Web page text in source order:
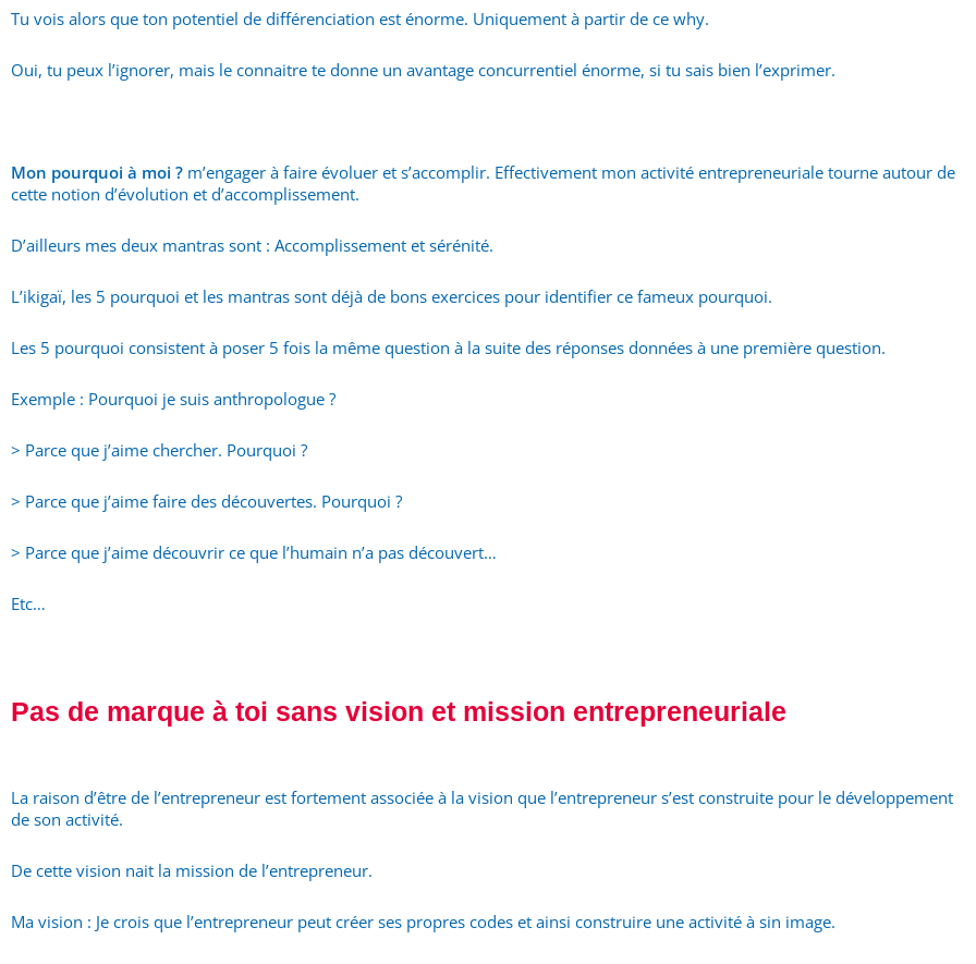
Tu vois alors que ton potentiel de différenciation est énorme. Uniquement à partir de ce why.
Oui, tu peux l’ignorer, mais le connaitre te donne un avantage concurrentiel énorme, si tu sais bien l’exprimer.
Mon pourquoi à moi ? m’engager à faire évoluer et s’accomplir. Effectivement mon activité entrepreneuriale tourne autour de
cette notion d’évolution et d’accomplissement.
D’ailleurs mes deux mantras sont : Accomplissement et sérénité.
L’ikigaï, les 5 pourquoi et les mantras sont déjà de bons exercices pour identifier ce fameux pourquoi.
Les 5 pourquoi consistent à poser 5 fois la même question à la suite des réponses données à une première question.
Exemple : Pourquoi je suis anthropologue ?
> Parce que j’aime chercher. Pourquoi ?
> Parce que j’aime faire des découvertes. Pourquoi ?
> Parce que j’aime découvrir ce que l’humain n’a pas découvert…
Etc…
Pas de marque à toi sans vision et mission entrepreneuriale
La raison d’être de l’entrepreneur est fortement associée à la vision que l’entrepreneur s’est construite pour le développement
de son activité.
De cette vision nait la mission de l’entrepreneur.
Ma vision : Je crois que l’entrepreneur peut créer ses propres codes et ainsi construire une activité à sin image.